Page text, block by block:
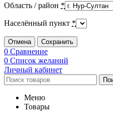
Область / район *
Населённый пункт *
Отмена Сохранить
0 Сравнение
0 Список желаний
Личный кабинет
Меню
Товары